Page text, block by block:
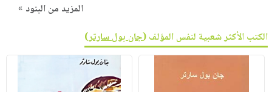
المزيد من البنود »
الكتب الأكثر شعبية لنفس المؤلف (جان بول سارتر)